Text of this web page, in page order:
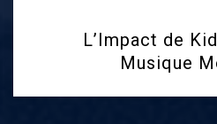
L’Impact de
Musique